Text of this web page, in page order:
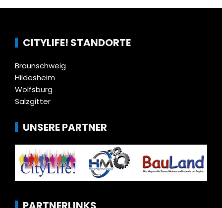
CITYLIFE! STANDORTE
Braunschweig
Hildesheim
Wolfsburg
Salzgitter
UNSERE PARTNER